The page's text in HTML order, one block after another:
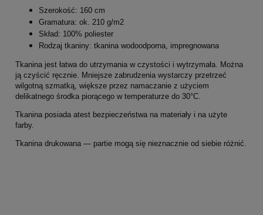
Szerokość: 160 cm
Gramatura: ok. 210 g/m2
Skład: 100% poliester
Rodzaj tkaniny: tkanina wodoodporna, impregnowana
Tkanina jest łatwa do utrzymania w czystości i wytrzymała. Można
ją czyścić ręcznie. Mniejsze zabrudzenia wystarczy przetrzeć
wilgotną szmatką, większe przez namaczanie z użyciem
delikatnego środka piorącego w temperaturze do 30°C.
Tkanina posiada atest bezpieczeństwa na materiały i na użyte
farby.
Tkanina drukowana — partie mogą się nieznacznie od siebie różnić.